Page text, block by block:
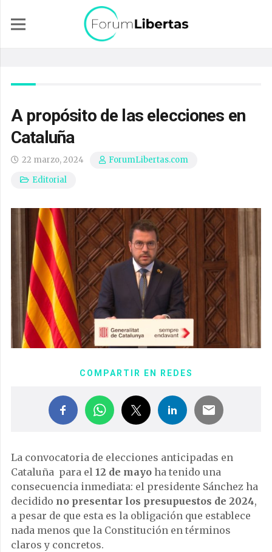
A propósito de las elecciones en
Cataluña
22 marzo, 2024
ForumLibertas.com
Editorial
COMPARTIR EN REDES
La convocatoria de elecciones anticipadas en
Cataluña para el 12 de mayo ha tenido una
consecuencia inmediata: el presidente Sánchez ha
decidido no presentar los presupuestos de 2024,
a pesar de que esta es la obligación que establece
nada menos que la Constitución en términos
claros y concretos.